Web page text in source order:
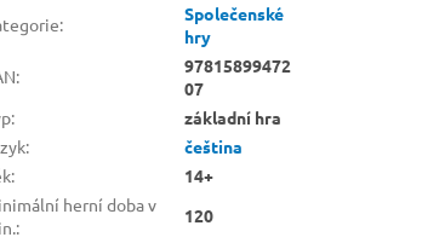
:
Společenské
hry
:
97815899472
07
:
základní hra
:
čeština
:
14+
herní doba v
:
120